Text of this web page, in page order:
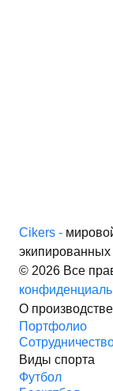
Cikers -
экипированных
© 2026 Все
О производстве
Портфолио
Виды спорта
Футбол